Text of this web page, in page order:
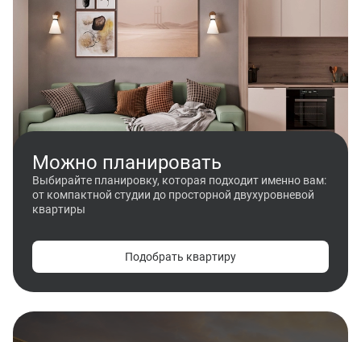
Можно планировать
Выбирайте планировку, которая подходит именно вам:
от компактной студии до просторной двухуровневой
квартиры
Подобрать квартиру